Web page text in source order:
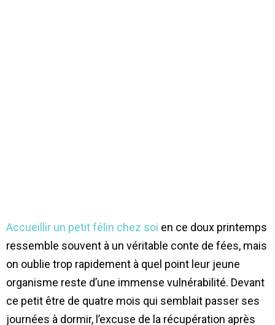
Accueillir un petit félin chez soi en ce doux printemps
ressemble souvent à un véritable conte de fées, mais
on oublie trop rapidement à quel point leur jeune
organisme reste d’une immense vulnérabilité. Devant
ce petit être de quatre mois qui semblait passer ses
journées à dormir, l’excuse de la récupération après